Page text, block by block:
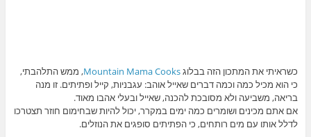
כשראיתי את המתכון הזה בבלוגMountain Mama Cooks, ממש התלהבתי,
כי הוא מכיל כמה וכמה דברים שאייל אוהב: עגבניות, קייל ופתיתים. זו מנה
בריאה, משביעה ולא מסובכת להכנה, שאייל ובעלי אהבו מאוד.
אם אתם מכינים ושומרים כמה ימים במקרר, יכול להיות שבחימום חוזר תצטרכו
לדלל אותו עם מים רותחים, כי הפתיתים סופגים את הנוזלים.